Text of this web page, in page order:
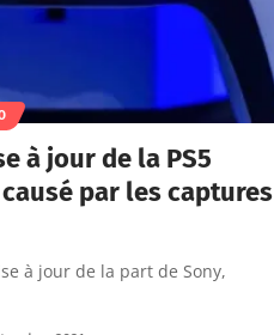
à jour de la PS5
par les captures
à jour de la part de Sony,